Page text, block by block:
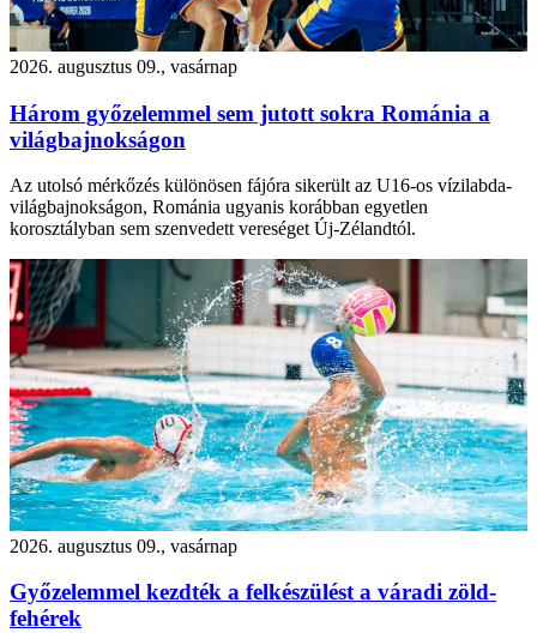
2026. augusztus 09., vasárnap
Három győzelemmel sem jutott sokra Románia a
világbajnokságon
Az utolsó mérkőzés különösen fájóra sikerült az U16-os vízilabda-
világbajnokságon, Románia ugyanis korábban egyetlen
korosztályban sem szenvedett vereséget Új-Zélandtól.
2026. augusztus 09., vasárnap
Győzelemmel kezdték a felkészülést a váradi zöld-
fehérek